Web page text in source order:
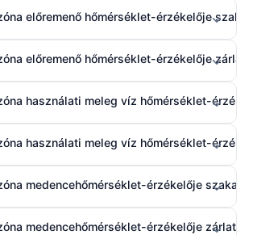
előremenő hőmérséklet-érzékelője
előremenő hőmérséklet-érzékelője
használati meleg víz hőmérséklet-
használati meleg víz hőmérséklet-
medencehőmérséklet-érzékelője szakadt
medencehőmérséklet-érzékelője zárlatos